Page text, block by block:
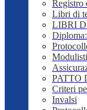
Registro
Libri di
LIBRI
PATTO
Criteri
Invalsi